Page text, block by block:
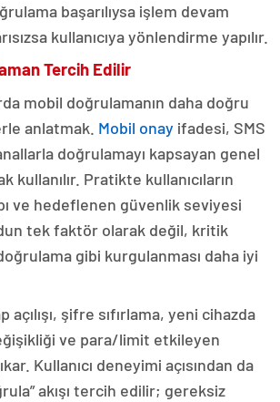
başarılıysa işlem devam
kullanıcıya yönlendirme yapılır.
Tercih Edilir
mobil doğrulamanın daha doğru
anlatmak. Mobil onay ifadesi, SMS
doğrulamayı kapsayan genel
kullanılır. Pratikte kullanıcıların
ve hedeflenen güvenlik seviyesi
tek faktör olarak değil, kritik
gibi kurgulanması daha iyi
açılışı, şifre sıfırlama, yeni cihazda
ve para/limit etkileyen
Kullanıcı deneyimi açısından da
akışı tercih edilir; gereksiz